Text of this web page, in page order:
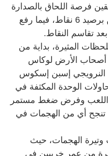
فرصة اللحاق بالصدارة
المؤقتة التي يتربع عليها العين برصيد 6 نقاط، فيما رفع
المثيرة، بداية من
مدافع أصحاب الأرض لوكاس
النرويجي إسبن إسكوس
الوحدة المكثفة في
اللعب وفرض ضغط مستمر
أي من الهجمات في
وتيرة الهجمات، حيث
من عمر خريبين في